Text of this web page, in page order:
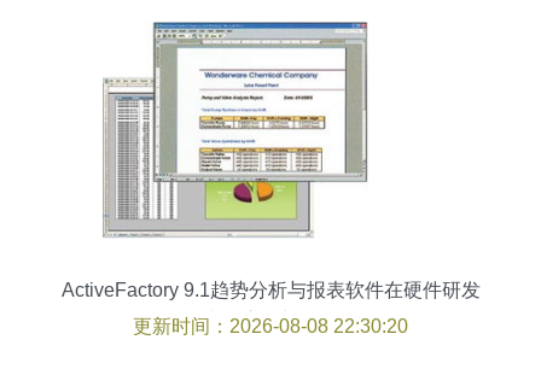
ActiveFactory 9.1趋势分析与报表软件在硬件研发
中的应用与价值
更新时间：2026-08-08 22:30:20